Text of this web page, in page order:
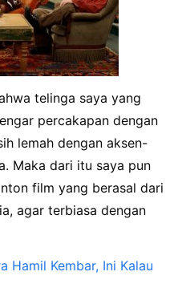
telinga saya yang
percakapan dengan
lemah dengan aksen-
Maka dari itu saya pun
film yang berasal dari
agar terbiasa dengan
Hamil Kembar, Ini Kalau